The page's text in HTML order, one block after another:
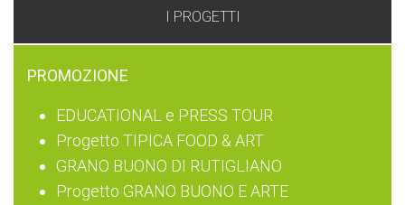
I PROGETTI
PROMOZIONE
EDUCATIONAL e PRESS TOUR
Progetto TIPICA FOOD & ART
GRANO BUONO DI RUTIGLIANO
Progetto GRANO BUONO E ARTE